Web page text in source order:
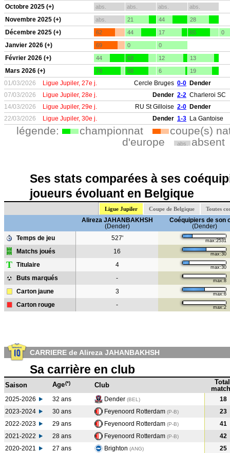
Octobre 2025 (+) abs. abs. abs. abs.
Novembre 2025 (+) abs. 21 44 28
Décembre 2025 (+) 62 44 17 65 0
Janvier 2026 (+) 69 0 0
Février 2026 (+) 44 68 12 13
Mars 2026 (+) 78 68 6 19
01/03/2026 Ligue Jupiler, 27e j. Cercle Bruges 0-0 Dender
07/03/2026
Ligue Jupiler, 28e j. Dender 2-2 Charleroi SC
14/03/2026
Ligue Jupiler, 29e j. RU St Gilloise 2-0 Dender
22/03/2026
Ligue Jupiler, 30e j. Dender 1-3 La Gantoise
légende: championnat
coupe(s)
d'europe
abs. absent
Ses stats comparées à ses
joueurs évoluant en Belgique
Ligue Jupiler Coupe de Belgique Toutes
Alireza JAHANBAKHSH
(Dender)
Coéquipiers de son
(Dender)
Temps de jeu
527' max:2531
Matchs joués 16 max:30
T Titulaire 4 max:30
Buts marqués - max:8
Carton jaune 3 max:6
Carton rouge - max:2
CARRIERE de Alireza JAHANBAKHSH
Sa carrière en club
Saison Age(*) Club
Total
2025-2026 32 ans Dender (BEL)
18
2023-2024
30 ans Feyenoord Rotterdam (P-B)
23
2022-2023
29 ans Feyenoord Rotterdam (P-B)
41
2021-2022
28 ans Feyenoord Rotterdam (P-B)
42
2020-2021
27 ans Brighton (ANG)
25